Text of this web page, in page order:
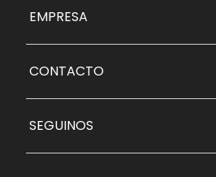
EMPRESA
CONTACTO
SEGUINOS